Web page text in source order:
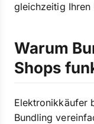
gleichzeitig Ihren
Warum
Shops
Elektronikkäufer
Bundling